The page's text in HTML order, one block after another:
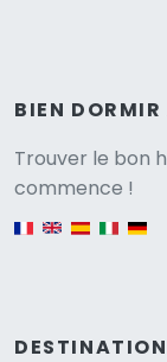
BIEN
Trouver le bon
commence !